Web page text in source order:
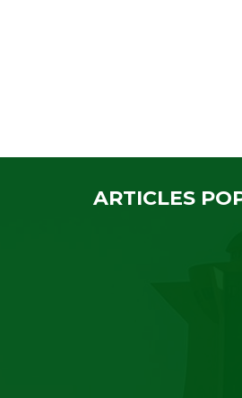
ARTICLES